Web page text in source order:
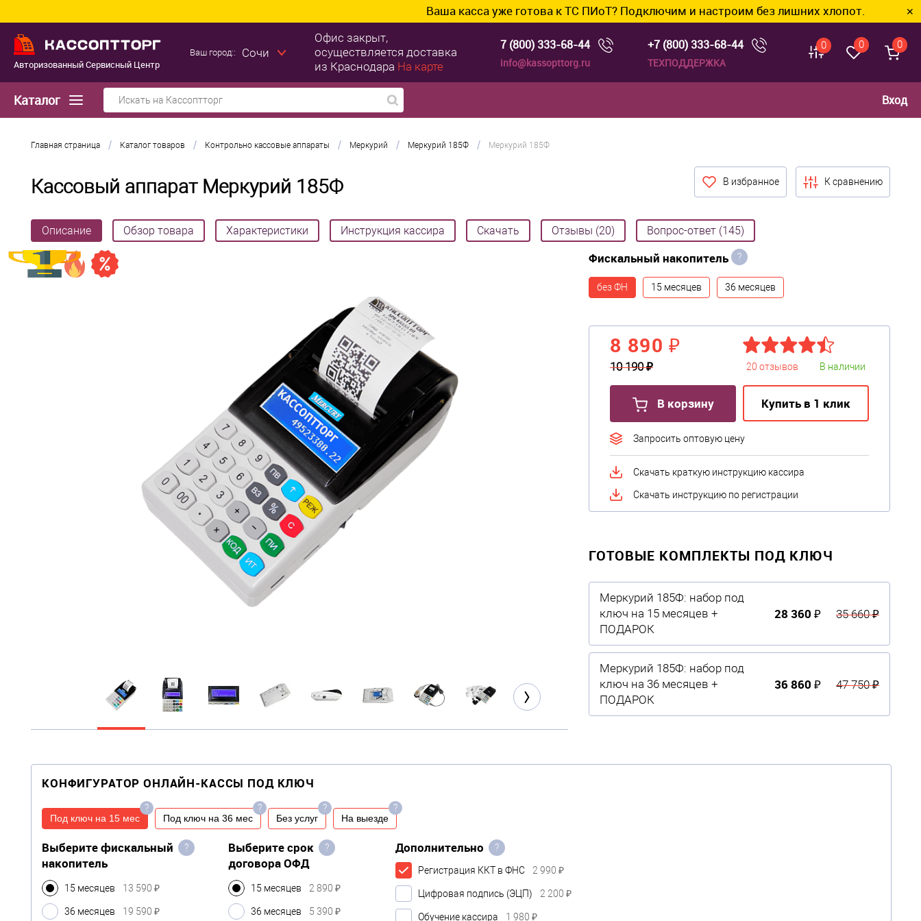
Ваша касса уже готова к ТС ПИоТ? Подключим и настроим без лишних хлопот. ✕
Авторизованный Сервисный Центр
Ваш город:: Сочи
Офис закрыт,
осуществляется доставка
из Краснодара На карте
7 (800) 333-68-44
info@kassopttorg.ru
+7 (800) 333-68-44
ТЕХПОДДЕРЖКА
0 0 0
Каталог Вход
Главная страница / Каталог товаров / Контрольно кассовые аппараты / Меркурий / Меркурий 185Ф / Меркурий 185Ф
Кассовый аппарат Меркурий 185Ф В избранное К сравнению
Описание Обзор товара Характеристики Инструкция кассира Скачать Отзывы (20) Вопрос-ответ (145)
Фискальный накопитель ?
без ФН 15 месяцев 36 месяцев
8 890 ₽
10 190 ₽ 20 отзывов В наличии
В корзину Купить в 1 клик
Запросить оптовую цену
Скачать краткую инструкцию кассира
Скачать инструкцию по регистрации
ГОТОВЫЕ КОМПЛЕКТЫ ПОД КЛЮЧ
Меркурий 185Ф: набор под
ключ на 15 месяцев +
ПОДАРОК
28 360 ₽ 35 660 ₽
Меркурий 185Ф: набор под
ключ на 36 месяцев +
ПОДАРОК
36 860 ₽ 47 750 ₽
КОНФИГУРАТОР ОНЛАЙН-КАССЫ ПОД КЛЮЧ
?
Под ключ на 15 мес
?
Под ключ на 36 мес
?
Без услуг
?
На выезде
?
Выберите фискальный
накопитель
15 месяцев 13 590 ₽
36 месяцев 19 590 ₽
?
Выберите срок
договора ОФД
15 месяцев 2 890 ₽
36 месяцев 5 390 ₽
?
Дополнительно
Регистрация ККТ в ФНС 2 990 ₽
Цифровая подпись (ЭЦП) 2 200 ₽
Обучение кассира 1 980 ₽